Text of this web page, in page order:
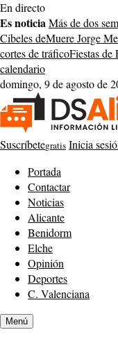
Saltar
al
contenido
En directo
Es noticiaMás de dos
Cibeles deMuere Jorge
cortes de tráficoFiestas de
calendario
domingo, 9 de agosto de
Suscríbetegratis Inicia
Portada
Contactar
Noticias
Alicante
Benidorm
Elche
Opinión
Deportes
C. Valenciana
Menú